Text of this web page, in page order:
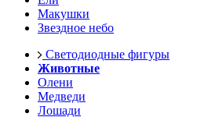
Макушки
Звездное небо
Светодиодные фигуры
Животные
Олени
Медведи
Лошади